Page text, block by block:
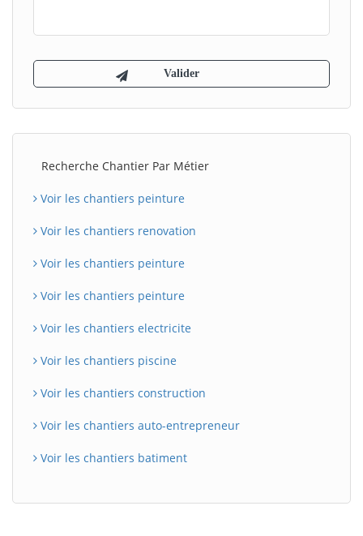
Recherche Chantier Par Métier
Voir les chantiers peinture
Voir les chantiers renovation
Voir les chantiers peinture
Voir les chantiers peinture
Voir les chantiers electricite
Voir les chantiers piscine
Voir les chantiers construction
Voir les chantiers auto-entrepreneur
Voir les chantiers batiment